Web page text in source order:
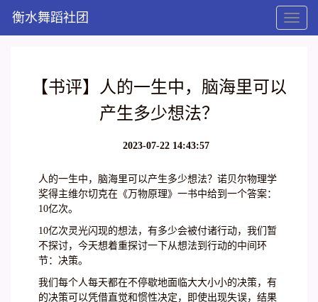
Toggle
衡水舞蹈社团
【书评】人的一生中，脑海里可以
产生多少想法？
2023-07-22 14:43:57
人的一生中，脑海里可以产生多少想法？诺贝尔物理学
奖得主维尔切克在《万物原理》一书中给到一个答案：
10亿次。
10亿次灵光闪现的想法，有多少会被付诸行动，我们暂
不探讨，今天想着重探讨一下从想法到行动的中间环
节：决策。
我们每个人每天都在不停歇地面临大大小小的决策，有
的决策可以凭借直觉和惯性决定，即使出现失误，结果